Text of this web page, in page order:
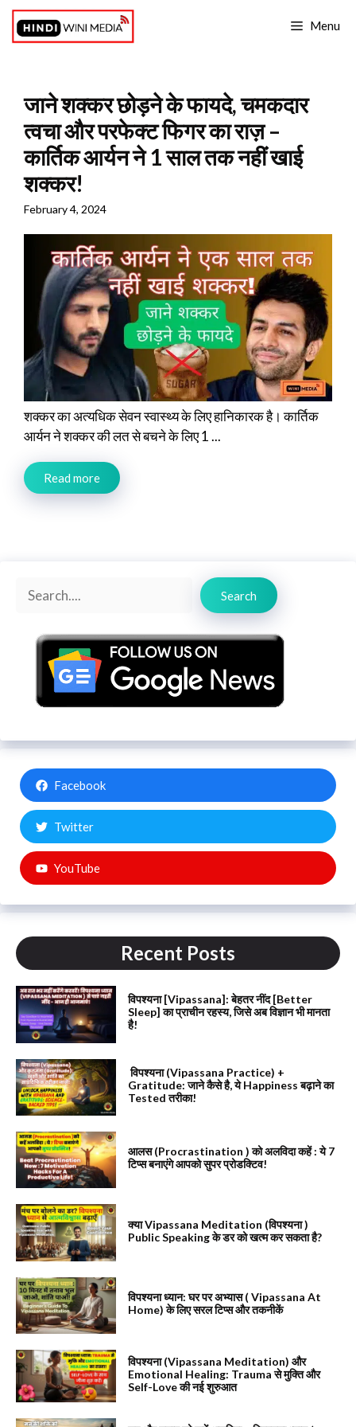
Skip
content
Menu
जाने शक्कर छोड़ने के फायदे, चमकदार
त्वचा और परफेक्ट फिगर का राज़ –
कार्तिक आर्यन ने 1 साल तक नहीं खाई
शक्कर!
February 4, 2024
शक्कर का अत्यधिक सेवन स्वास्थ्य के लिए हानिकारक है। कार्तिक
आर्यन ने शक्कर की लत से बचने के लिए 1 ...
Read more
Search
Search
Facebook
Twitter
YouTube
Recent Posts
विपश्यना [Vipassana]: बेहतर नींद [Better
Sleep] का प्राचीन रहस्य, जिसे अब विज्ञान भी मानता
है!
विपश्यना (Vipassana Practice) +
Gratitude: जाने कैसे है, ये Happiness बढ़ाने का
Tested तरीका!
आलस (Procrastination ) को अलविदा कहें : ये 7
टिप्स बनाएंगे आपको सुपर प्रोडक्टिव!
क्या Vipassana Meditation (विपश्यना )
Public Speaking के डर को खत्म कर सकता है?
विपश्यना ध्यान: घर पर अभ्यास ( Vipassana At
Home) के लिए सरल टिप्स और तकनीकें
विपश्यना (Vipassana Meditation) और
Emotional Healing: Trauma से मुक्ति और
Self-Love की नई शुरुआत